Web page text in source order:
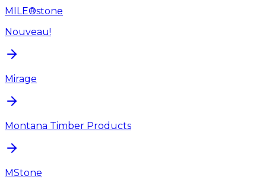
MILE®stone
Nouveau!
Mirage
Montana Timber Products
MStone